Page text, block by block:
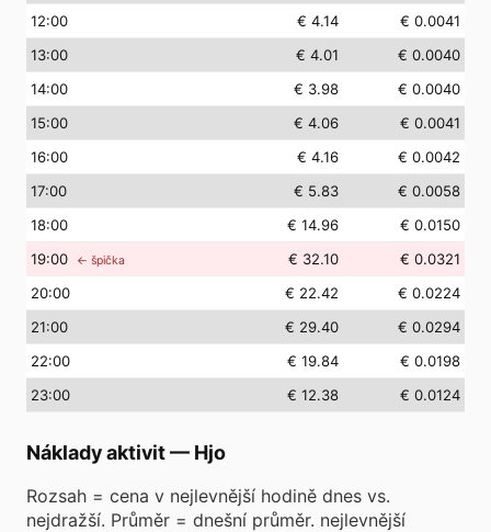
12:00 € 4.14
€ 0.0041
13:00 € 4.01
€ 0.0040
14:00 € 3.98
€ 0.0040
15:00 € 4.06
€ 0.0041
16:00 € 4.16
€ 0.0042
17:00 € 5.83
€ 0.0058
18:00 € 14.96
€ 0.0150
19:00 ← špička € 32.10
€ 0.0321
20:00 € 22.42
€ 0.0224
21:00 € 29.40
€ 0.0294
22:00 € 19.84
€ 0.0198
23:00 € 12.38 € 0.0124
Náklady aktivit— Hjo
Rozsah = cena v nejlevnější hodině dnes vs.
nejdražší. Průměr = dnešní průměr. nejlevnější